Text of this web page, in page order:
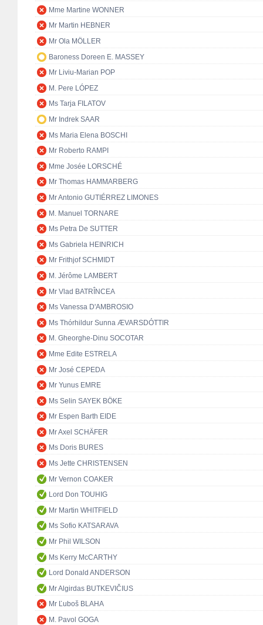
Mme Martine WONNER
Mr Martin HEBNER
Mr Ola MÖLLER
Baroness Doreen E. MASSEY
Mr Liviu-Marian POP
M. Pere LÓPEZ
Ms Tarja FILATOV
Mr Indrek SAAR
Ms Maria Elena BOSCHI
Mr Roberto RAMPI
Mme Josée LORSCHÉ
Mr Thomas HAMMARBERG
Mr Antonio GUTIÉRREZ LIMONES
M. Manuel TORNARE
Ms Petra De SUTTER
Ms Gabriela HEINRICH
Mr Frithjof SCHMIDT
M. Jérôme LAMBERT
Mr Vlad BATRÎNCEA
Ms Vanessa D'AMBROSIO
Ms Thórhildur Sunna ÆVARSDÓTTIR
M. Gheorghe-Dinu SOCOTAR
Mme Edite ESTRELA
Mr José CEPEDA
Mr Yunus EMRE
Ms Selin SAYEK BÖKE
Mr Espen Barth EIDE
Mr Axel SCHÄFER
Ms Doris BURES
Ms Jette CHRISTENSEN
Mr Vernon COAKER
Lord Don TOUHIG
Mr Martin WHITFIELD
Ms Sofio KATSARAVA
Mr Phil WILSON
Ms Kerry McCARTHY
Lord Donald ANDERSON
Mr Algirdas BUTKEVIČIUS
Mr Ľuboš BLAHA
M. Pavol GOGA